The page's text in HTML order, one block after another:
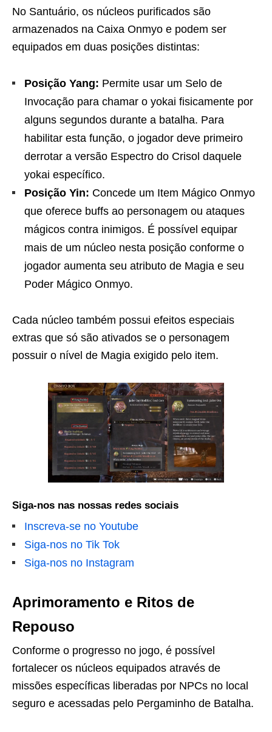
No Santuário, os núcleos purificados são
armazenados na Caixa Onmyo e podem ser
equipados em duas posições distintas:
Posição Yang: Permite usar um Selo de
Invocação para chamar o yokai fisicamente por
alguns segundos durante a batalha. Para
habilitar esta função, o jogador deve primeiro
derrotar a versão Espectro do Crisol daquele
yokai específico.
Posição Yin: Concede um Item Mágico Onmyo
que oferece buffs ao personagem ou ataques
mágicos contra inimigos. É possível equipar
mais de um núcleo nesta posição conforme o
jogador aumenta seu atributo de Magia e seu
Poder Mágico Onmyo.
Cada núcleo também possui efeitos especiais
extras que só são ativados se o personagem
possuir o nível de Magia exigido pelo item.
Siga-nos nas nossas redes sociais
Inscreva-se no Youtube
Siga-nos no Tik Tok
Siga-nos no Instagram
Aprimoramento e Ritos de
Repouso
Conforme o progresso no jogo, é possível
fortalecer os núcleos equipados através de
missões específicas liberadas por NPCs no local
seguro e acessadas pelo Pergaminho de Batalha.